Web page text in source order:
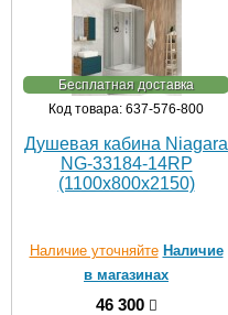
Бесплатная доставка
Код товара: 637-576-800
Душевая кабина Niagara
NG-33184-14RP
(1100х800х2150)
Наличие уточняйте Наличие
в магазинах
46 300